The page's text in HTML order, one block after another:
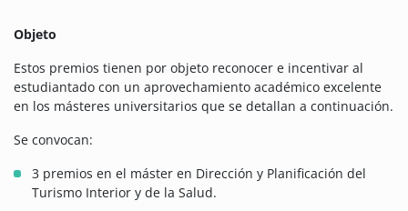
Objeto
Estos premios tienen por objeto reconocer e incentivar al
estudiantado con un aprovechamiento académico excelente
en los másteres universitarios que se detallan a continuación.
Se convocan:
3 premios en el máster en Dirección y Planificación del
Turismo Interior y de la Salud.